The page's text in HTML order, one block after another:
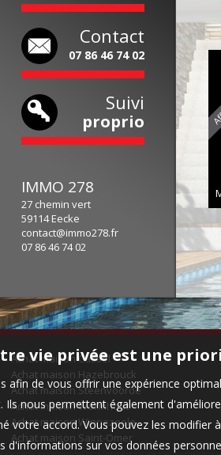
Contact
07 86 46 74 02
Suivi
proprio
IMMO 278
27 chemin vert
59114 Eecke
contact@immo278.fr
07 86 46 74 02
1 2 3 4 5
Achat maison Cassel
Achat maison Hazebrouck
Achat maison Steenvoorde
Achat maison Wormhout
Achat maison Winnezeele
Achat maison Saint-Omer
vie privée est une
afin de vous offrir une expérience
Ils nous permettent également
votre accord. Vous pouvez les
d'informations sur vos données